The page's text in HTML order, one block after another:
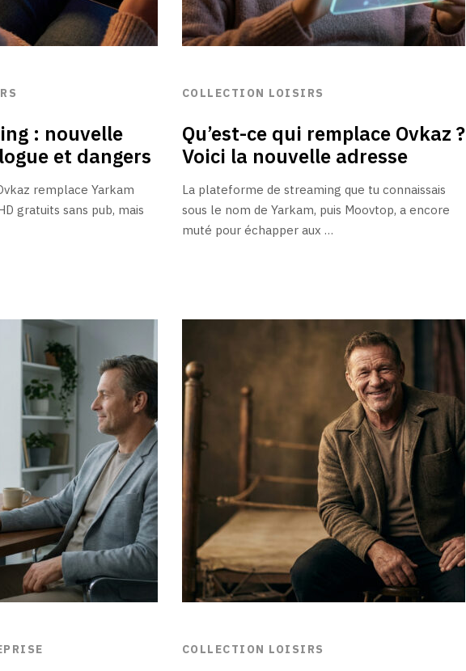
: nouvelle
et dangers
remplace Yarkam
gratuits sans pub, mais
COLLECTION LOISIRS
Qu’est-ce qui remplace Ovkaz ?
Voici la nouvelle adresse
La plateforme de streaming que tu connaissais
sous le nom de Yarkam, puis Moovtop, a encore
muté pour échapper aux …
COLLECTION LOISIRS